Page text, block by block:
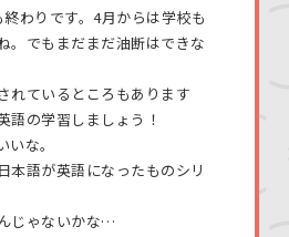
わりです。4月からは学校も
。でもまだまだ油断はできな
れているところもあります
語の学習しましょう！
な。
本語が英語になったものシリ
じゃないかな…